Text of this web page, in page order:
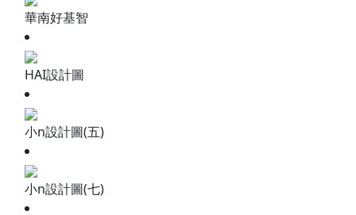
華南好基智
HAI設計圖
小n設計圖(五)
小n設計圖(七)